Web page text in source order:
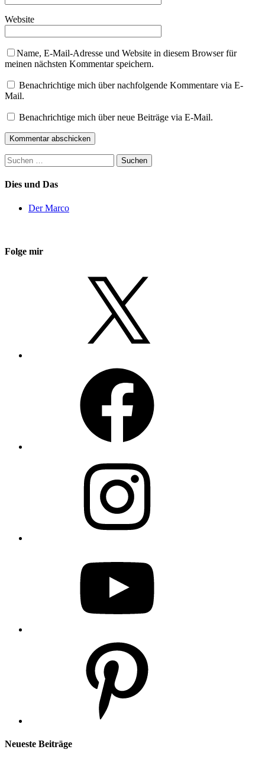
Website
Name, E-Mail-Adresse und Website in diesem Browser für
meinen nächsten Kommentar speichern.
Benachrichtige mich über nachfolgende Kommentare via E-
Mail.
Benachrichtige mich über neue Beiträge via E-Mail.
Suchen
nach:
Dies und Das
Der Marco
Folge mir
Neueste Beiträge